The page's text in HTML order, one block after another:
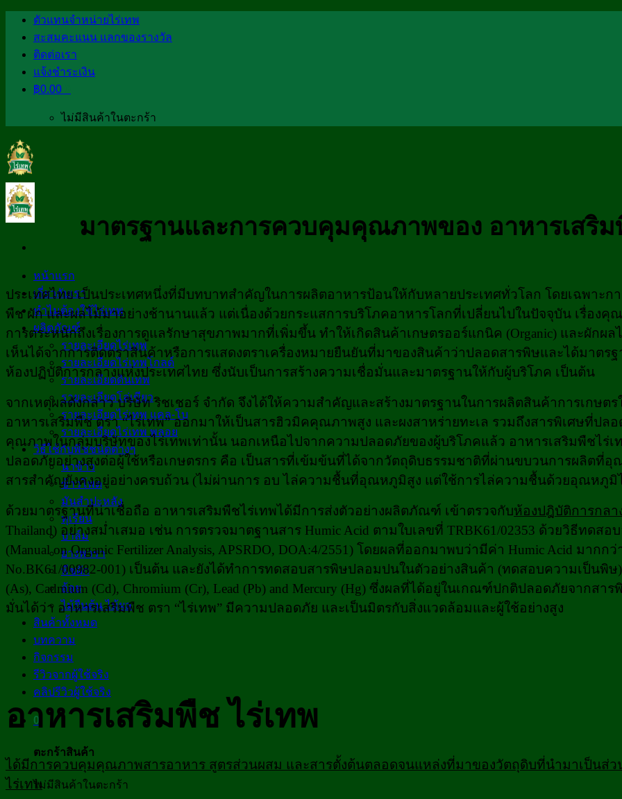
Skip
content
ตัวแทนจำหน่ายไร่เทพ
สะสมคะแนน แลกของรางวัล
ติดต่อเรา
แจ้งชำระเงิน
฿0.00
ไม่มีสินค้าในตะกร้า
หน้าแรก
เกี่ยวกับเรา
ทำไมต้องใช้ไร่เทพ
ผลิตภัณฑ์
รายละเอียดไร่เทพ
รายละเอียดไร่เทพโกลด์
รายละเอียดดินเทพ
รายละเอียดโล่เขียว
รายละเอียดไร่เทพ แคล-โบ
รายละเอียดไร่เทพ พลอย
วิธีใช้กับพืชชนิดต่างๆ
นาข้าว
ข้าวโพด
มันสำปะหลัง
ทุเรียน
ปาล์ม
ยางพารา
พืชผัก
อ้อย
ไม้ยืนต้น ไม้ผล
สินค้าทั้งหมด
บทความ
กิจกรรม
รีวิวจากผู้ใช้จริง
คลิปรีวิวผู้ใช้จริง
0
ตะกร้าสินค้า
ไม่มีสินค้าในตะกร้า
มาตรฐานและการควบคุมคุณภาพของ อาหารเสริม
ประเทศไทย เป็นประเทศหนึ่งที่มีบทบาทสำคัญในการผลิตอาหารป้อนให้กับหลายประเทศทั่วโลก โดยเฉพาะก
พืช ผัก และผลไม้มาอย่างช้านานแล้ว แต่เนื่องด้วยกระแสการบริโภคอาหารโลกที่เปลี่ยนไปในปัจจุบัน เรื่อง
การตระหนักถึงเรื่องการดูแลรักษาสุขภาพมากที่เพิ่มขึ้น ทำให้เกิดสินค้าเกษตรออร์แกนิค (Organic) และผักผ
เห็นได้จากการติดตราสินค้าหรือการแสดงตราเครื่องหมายยืนยันที่มาของสินค้าว่าปลอดสารพิษและได้มาตรฐ
ห้องปฏิบัติการกลางแห่งประเทศไทย ซึ่งนับเป็นการสร้างความเชื่อมั่นและมาตรฐานให้กับผู้บริโภค เป็นต้น
จากเหตุผลดังกล่าว บริษัท ริชเชอร์ จำกัด จึงได้ให้ความสำคัญและสร้างมาตรฐานในการผลิตสินค้าการเกษต
อาหารเสริมพืช ตรา “ไร่เทพ” ออกมาให้เป็นสารฮิวมิคคุณภาพสูง และผงสาหร่ายทะเล รวมถึงสารพิเศษที่ปล
คุณภาพในกลุ่มบริษัทของไร่เทพเท่านั้น นอกเหนือไปจากความปลอดภัยของผู้บริโภคแล้ว อาหารเสริมพืชไร่เ
ปลอดภัยอย่างสูงต่อผู้ใช้หรือเกษตรกร คือ เป็นสารที่เข้มข้นที่ได้จากวัตถุดิบธรรมชาติที่ผ่านขบวนการผลิตที่
สารสำคัญยังคงอยู่อย่างครบถ้วน (ไม่ผ่านการ อบ ไล่ความชื้นที่อุณหภูมิสูง แต่ใช้การไล่ความชื้นด้วยอุณหภูมิไ
ด้วยมาตรฐานที่น่าเชื่อถือ อาหารเสริมพืชไร่เทพได้มีการส่งตัวอย่างผลิตภัณฑ์ เข้าตรวจกับห้องปฎิบัติการกลา
Thailand) อย่างสม่ำเสมอ เช่น การตรวจมาตฐานสาร Humic Acid ตามใบเลขที่ TRBK61/02353 ด้วยวิธีทดส
(Manual on Organic Fertilizer Analysis, APSRDO, DOA:4/2551) โดยผลที่ออกมาพบว่ามีค่า Humic Acid มากกว่
No.BK61/00982-001) เป็นต้น และยังได้ทำการทดสอบสารพิษปลอมปนในตัวอย่างสินค้า (ทดสอบความเป็นพิษ
(As), Cadmium (Cd), Chromium (Cr), Lead (Pb) and Mercury (Hg) ซึ่งผลที่ได้อยู่ในเกณฑ์ปกติปลอดภัยจากสา
มั่นได้ว่า อาหารเสริมพืช ตรา “ไร่เทพ” มีความปลอดภัย และเป็นมิตรกับสิ่งแวดล้อมและผู้ใช้อย่างสูง
อาหารเสริมพืช ไร่เทพ
ได้มีการควบคุมคุณภาพสารอาหาร สูตรส่วนผสม และสารตั้งต้นตลอดจนแหล่งที่มาของวัตถุดิบที่นำมาเป็นส่ว
ไร่เทพ